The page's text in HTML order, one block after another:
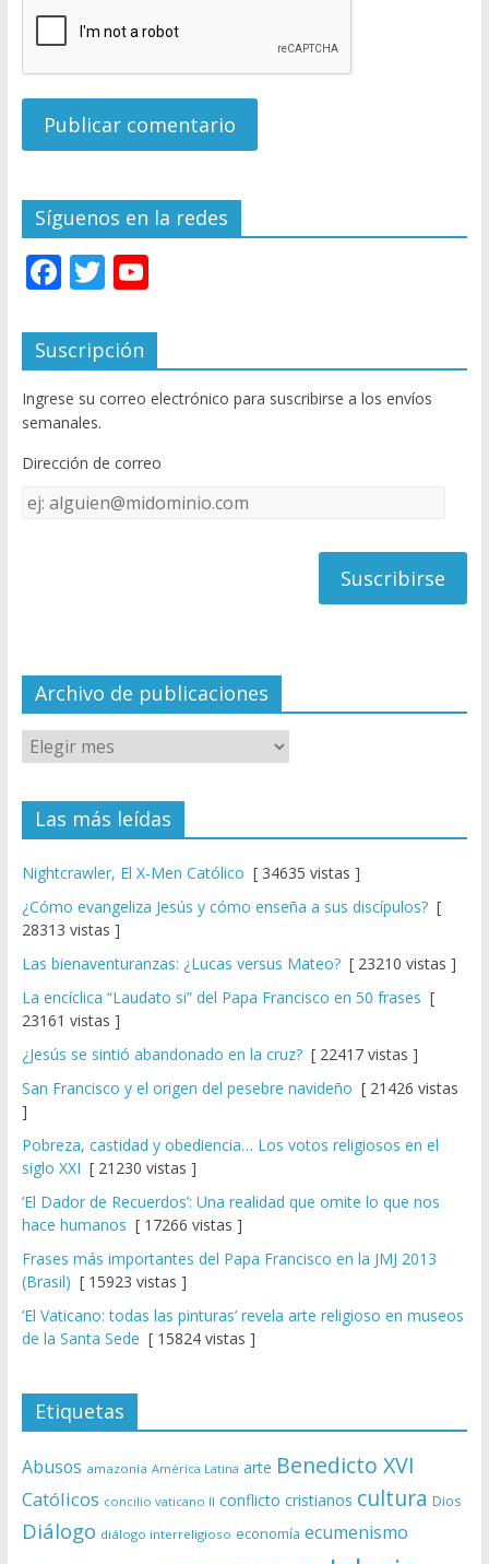
Síguenos en la redes
F
e
b
o
o
k
T
itt
er
Y
u
T
u
e
C
el
Suscripción
Ingrese su correo electrónico para suscribirse a los envíos
semanales.
Dirección de correo
Dirección
de
Archivo de publicaciones
Las más leídas
Nightcrawler, El X-Men Católico [ 34635 vistas ]
¿Cómo evangeliza Jesús y cómo enseña a sus discípulos?[
28313 vistas ]
Las bienaventuranzas: ¿Lucas versus Mateo?[ 23210 vistas ]
La encíclica “Laudato si” del Papa Francisco en 50 frases [
23161 vistas ]
¿Jesús se sintió abandonado en la cruz?[ 22417 vistas ]
San Francisco y el origen del pesebre navideño [ 21426 vistas
]
Pobreza, castidad y obediencia… Los votos religiosos en el
siglo XXI [ 21230 vistas ]
‘El Dador de Recuerdos’: Una realidad que omite lo que nos
hace humanos [ 17266 vistas ]
Frases más importantes del Papa Francisco en la JMJ 2013
(Brasil) [ 15923 vistas ]
‘El Vaticano: todas las pinturas’ revela arte religioso en museos
de la Santa Sede [ 15824 vistas ]
Etiquetas
Abusos amazonía América Latina arte Benedicto XVI
Católicos concilio vaticano II conflicto cristianos cultura Dios
Diálogo diálogo interreligioso economía ecumenismo